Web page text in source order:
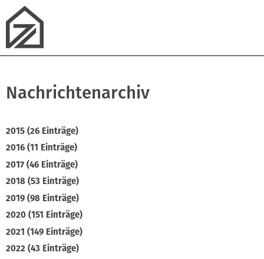
Nachrichtenarchiv
2015 (26 Einträge)
2016 (11 Einträge)
2017 (46 Einträge)
2018 (53 Einträge)
2019 (98 Einträge)
2020 (151 Einträge)
2021 (149 Einträge)
2022 (43 Einträge)